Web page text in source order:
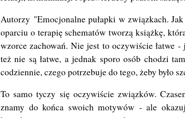
Autorzy "Emocjonalne pułapki w związkach.
oparciu o terapię schematów tworzą książkę,
wzorce zachowań. Nie jest to oczywiście łatwe
też nie są łatwe, a jednak sporo osób chodzi
codziennie, czego potrzebuje do tego, żeby było
To samo tyczy się oczywiście związków.
znamy do końca swoich motywów - ale